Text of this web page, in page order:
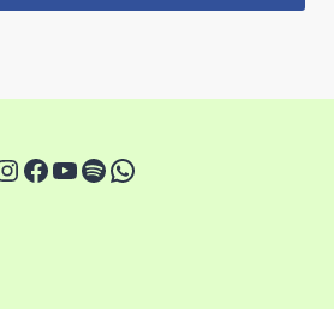
Facebook
Youtube
Spotify
WhatsApp